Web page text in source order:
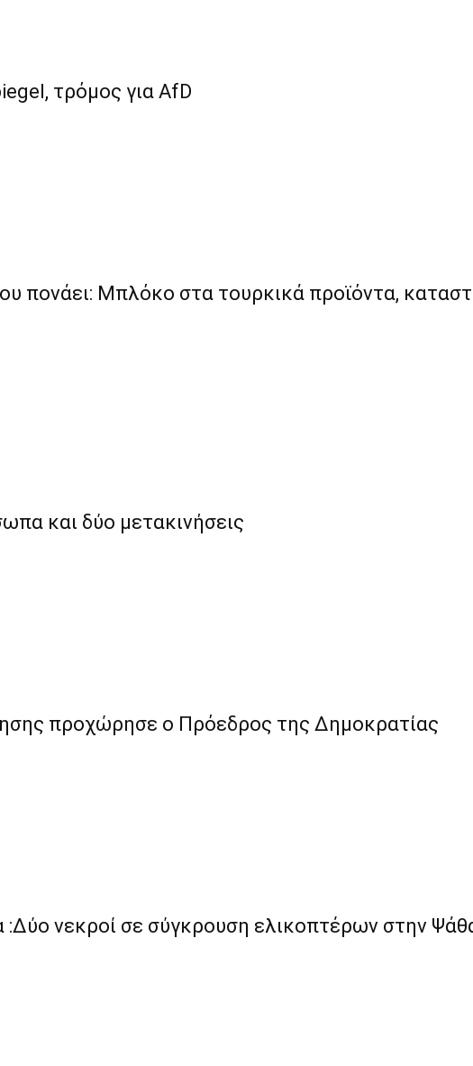
τρόμος για AfD
πονάει: Μπλόκο στα τουρκικά προϊόντα,
και δύο μετακινήσεις
προχώρησε ο Πρόεδρος της Δημοκρατίας
:Δύο νεκροί σε σύγκρουση ελικοπτέρων στην